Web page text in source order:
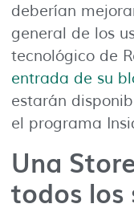
deberían
general de los
tecnológico de
entrada de su
estarán
el programa
Una
todos los